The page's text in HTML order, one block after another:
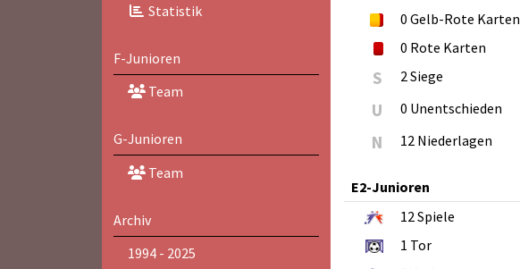
Statistik
F-Junioren
Team
G-Junioren
Team
Archiv
1994 - 2025
0 Gelb-Rote Karten
0 Rote Karten
S 2 Siege
U 0 Unentschieden
N 12 Niederlagen
E2-Junioren
12Spiele
1 Tor